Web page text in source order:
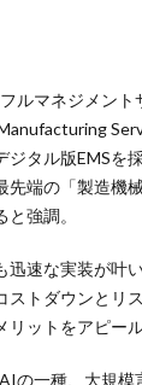
ルマネジメン
タル版EMSを
先端の「製造機
強調。
迅速な実装が叶
ストダウンとリ
ットをアピール
の一種、大規模